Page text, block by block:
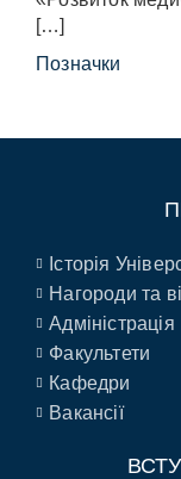
[…]
Позначки
Історія
Нагороди та
Адміністрація
Факультети
Кафедри
Вакансії